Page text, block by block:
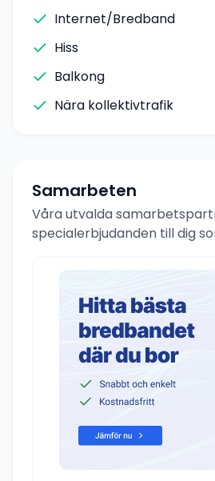
Internet/Bredband
Hiss
Balkong
Nära kollektivtrafik
Samarbeten
Våra utvalda
specialerbjudanden till dig